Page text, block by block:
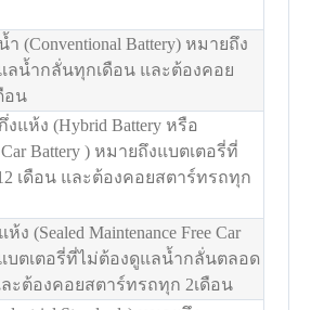
(Conventional Battery) หมายถึง
ลน้ำกลั่นทุกเดือน และต้องคอย
อน
แห้ง (Hybrid Battery หรือ
Car Battery ) หมายถึงแบตเตอรี่ที่
เดือน และต้องคอยสตาร์ทรถทุก
ง (Sealed Maintenance Free Car
บตเตอรี่ที่ไม่ต้องดูแลน้ำกลั่นตลอด
ะต้องคอยสตาร์ทรถทุก 2เดือน